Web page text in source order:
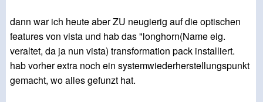
dann war ich heute aber ZU neugierig auf die optischen
features von vista und hab das "longhorn(Name eig.
veraltet, da ja nun vista) transformation pack installiert.
hab vorher extra noch ein systemwiederherstellungspunkt
gemacht, wo alles gefunzt hat.